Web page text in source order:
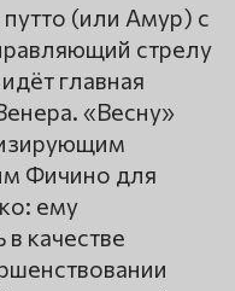
(или Амур) с
стрелу
главная
«Весну»
Фичино для
ему
качестве